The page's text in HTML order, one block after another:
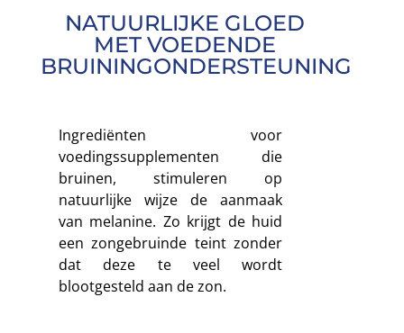
NATUURLIJKE GLOED
MET VOEDENDE
BRUININGONDERSTEUNING
Ingrediënten voor
voedingssupplementen die
bruinen, stimuleren op
natuurlijke wijze de aanmaak
van melanine. Zo krijgt de huid
een zongebruinde teint zonder
dat deze te veel wordt
blootgesteld aan de zon.